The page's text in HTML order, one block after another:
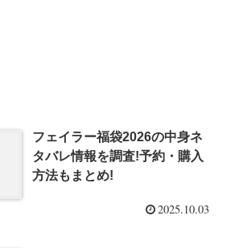
フェイラー福袋2026の中身ネ
タバレ情報を調査!予約・購入
方法もまとめ!
2025.10.03